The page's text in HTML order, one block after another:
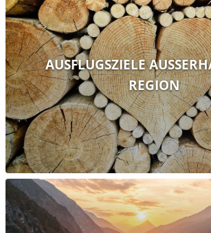
AUSFLUGSZIELE
EGION